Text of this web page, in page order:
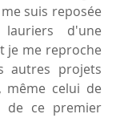
suis reposée
d'une
je me reproche
autres projets
celui de
de ce premier